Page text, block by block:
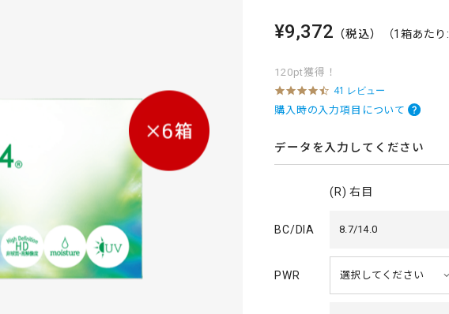
¥9,372 （税込） （1箱あたり:
120pt獲得！
4
.
3
t
r
a
41 レビュー
購入時の入力項目について
データを入力してください
(R) 右目
BC/DIA 8.7/14.0
PWR